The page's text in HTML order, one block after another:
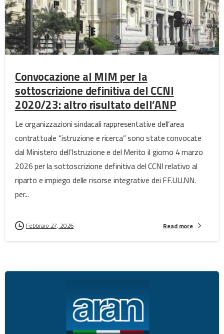
Convocazione al MIM per la
sottoscrizione definitiva del CCNI
2020/23: altro risultato dell’ANP
Le organizzazioni sindacali rappresentative dell’area
contrattuale “istruzione e ricerca” sono state convocate
dal Ministero dell’Istruzione e del Merito il giorno 4 marzo
2026 per la sottoscrizione definitiva del CCNI relativo al
riparto e impiego delle risorse integrative dei FF.UU.NN.
per...
Febbraio 27, 2026 Read more